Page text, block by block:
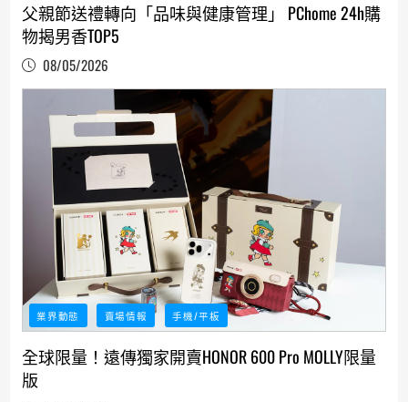
父親節送禮轉向「品味與健康管理」 PChome 24h購
物揭男香TOP5
08/05/2026
業界動態 賣場情報 手機/平板
全球限量！遠傳獨家開賣HONOR 600 Pro MOLLY限量
版